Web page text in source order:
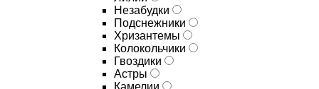
Незабудки
Подснежники
Хризантемы
Колокольчики
Гвоздики
Астры
Камелии